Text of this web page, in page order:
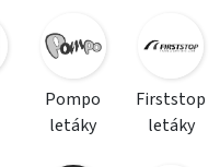
Pompo
letáky
Firststop
letáky